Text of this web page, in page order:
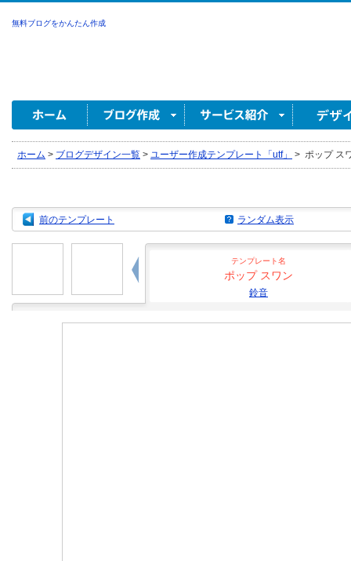
無料ブログをかんたん作成
ホーム > ブログデザイン一覧 > ユーザー作成テンプレート「utf」 > ポップ ス
前のテンプレート ランダム表示
テンプレート名
ポップ スワン
鈴音